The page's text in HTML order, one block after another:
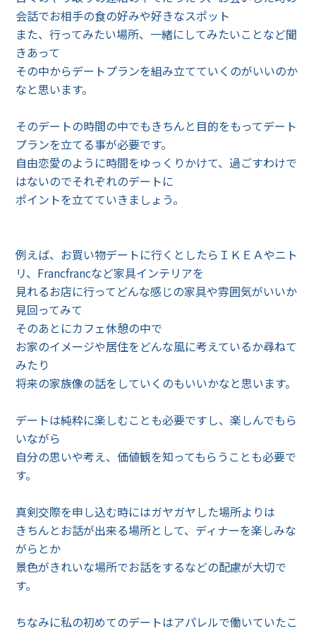
会話でお相手の食の好みや好きなスポット
また、行ってみたい場所、一緒にしてみたいことなど聞
きあって
その中からデートプランを組み立てていくのがいいのか
なと思います。
そのデートの時間の中でもきちんと目的をもってデート
プランを立てる事が必要です。
自由恋愛のように時間をゆっくりかけて、過ごすわけで
はないのでそれぞれのデートに
ポイントを立てていきましょう。
例えば、お買い物デートに行くとしたらＩＫＥＡやニト
リ、Francfrancなど家具インテリアを
見れるお店に行ってどんな感じの家具や雰囲気がいいか
見回ってみて
そのあとにカフェ休憩の中で
お家のイメージや居住をどんな風に考えているか尋ねて
みたり
将来の家族像の話をしていくのもいいかなと思います。
デートは純粋に楽しむことも必要ですし、楽しんでもら
いながら
自分の思いや考え、価値観を知ってもらうことも必要で
す。
真剣交際を申し込む時にはガヤガヤした場所よりは
きちんとお話が出来る場所として、ディナーを楽しみな
がらとか
景色がきれいな場所でお話をするなどの配慮が大切で
す。
ちなみに私の初めてのデートはアパレルで働いていたこ